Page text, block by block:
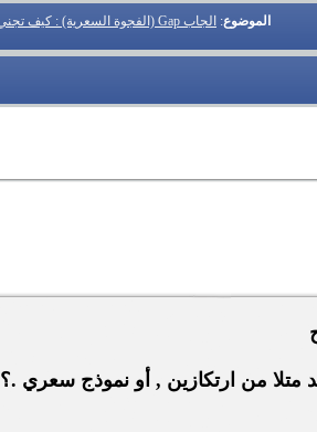
الموضوع: الجاب Gap (الفجوة السعرية) : كيف تجني المال منه في الفوركس forex ...؟!
من ارتكازين , أو نموذج سعري .؟